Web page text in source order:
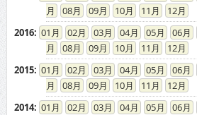
08
09 10 11
12
2016: 01 02 03 04 05 06
08
09 10 11
12
2015: 01 02 03 04 05 06
08
09 10 11
12
2014: 01 02 03 04 05 06